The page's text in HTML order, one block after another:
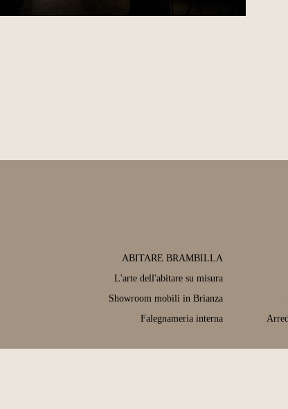
ABITARE BRAMBILLA
L'arte dell'abitare su misura
Showroom mobili in Brianza
Falegnameria interna